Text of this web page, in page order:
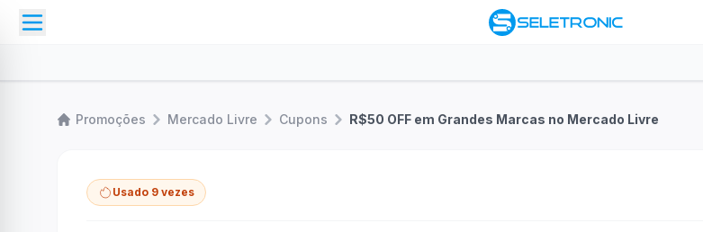
Promoções Mercado Livre Cupons R$50 OFF em Grandes Marcas no Mercado Livre
Usado 9 vezes